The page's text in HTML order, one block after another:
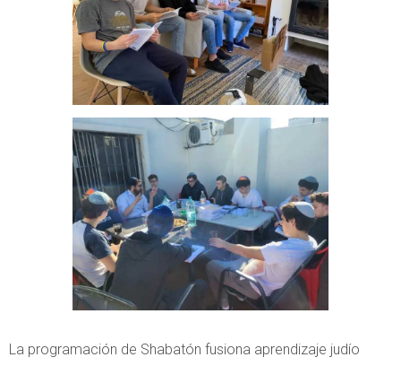
La programación de Shabatón fusiona aprendizaje judío